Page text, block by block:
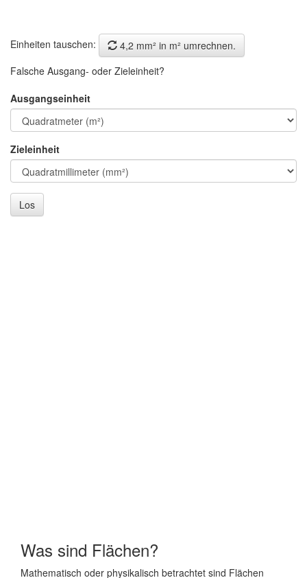
Einheiten tauschen:
4,2 mm² in m² umrechnen.
Falsche Ausgang- oder Zieleinheit?
Ausgangseinheit
Zieleinheit
Los
Was sind Flächen?
Mathematisch oder physikalisch betrachtet sind Flächen